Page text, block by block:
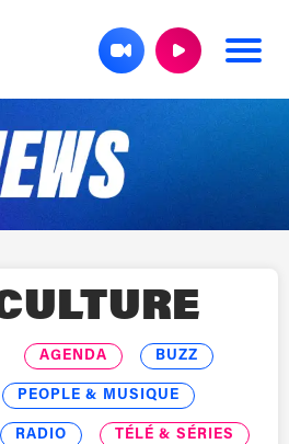
AGENDA BUZZ
PEOPLE & MUSIQUE
RADIO TÉLÉ & SÉRIES